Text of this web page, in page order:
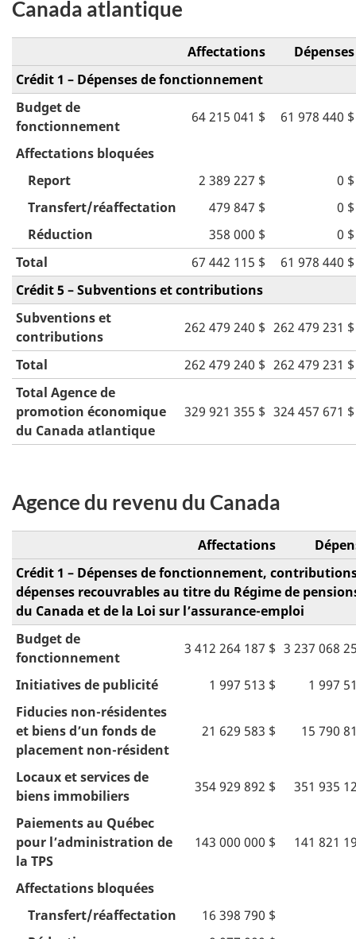
Canada atlantique
Affectations
Dépenses
Crédit 1 – Dépenses de fonctionnement
Budget de
fonctionnement
64 215 041 $ 61 978 440 $
Affectations bloquées
Report
2 389 227 $
0 $
Transfert/réaffectation
479 847 $
0 $
Réduction
358 000 $
0 $
Total
67 442 115 $
61 978 440 $
Crédit 5 – Subventions et contributions
Subventions et
contributions
262 479 240 $ 262 479 231 $
Total 262 479 240 $ 262 479 231 $
Total Agence de
promotion économique
du Canada atlantique
329 921 355 $ 324 457 671 $
Agence du revenu du Canada
Affectations
Crédit 1 – Dépenses de fonctionnement,
dépenses recouvrables au titre du Régime de
du Canada et de la Loi sur l’assurance-emploi
Budget de
fonctionnement
3 412 264 187 $ 3 237 068
Initiatives de publicité 1 997 513 $
1 997
Fiducies non-résidentes
et biens d’un fonds de
placement non-résident
21 629 583 $ 15 790
Locaux et services de
biens immobiliers
354 929 892 $ 351 935
Paiements au Québec
pour l’administration de
la TPS
143 000 000 $ 141 821
Affectations bloquées
Transfert/réaffectation
16 398 790 $